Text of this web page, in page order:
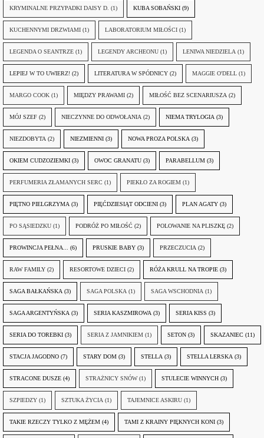
KRYMINALNE PRZYPADKI DAISY D. (1) KUBA SOBAŃSKI (9)
KUCHENNYMI DRZWIAMI (1) LABORATORIUM MIŁOŚCI (1)
LEGENDA O SEANTRZE (1) LEGENDY ARCHEONU (1) LENIWA NIEDZIELA (1)
LEPIEJ W TO UWIERZ! (2) LITERATURA W SPÓDNICY (2) MAGGIE O'DELL (1)
MARGO COOK (1) MIĘDZY PRAWAMI (2) MIŁOŚĆ BEZ SCENARIUSZA (2)
MÓJ SZEF (2) NIECZYNNE DO ODWOŁANIA (2) NIEMA TRYLOGIA (3)
NIEZDOBYTA (2) NIEZMIENNI (3) NOWA PROZA POLSKA (3)
OKIEM CUDZOZIEMKI (3) OWOC GRANATU (3) PARABELLUM (3)
PERFUMERIA ZŁAMANYCH SERC (1) PIEKŁO ZA ROGIEM (1)
PIĘTNO PIELGRZYMA (3) PIĘĆDZIESIĄT ODCIENI (3) PLAN AGATY (3)
PO SĄSIEDZKU (1) PODRÓŻ PO MIŁOŚĆ (2) POLOWANIE NA PLISZKĘ (2)
PROWINCJA PEŁNA... (6) PRUSKIE BABY (3) PRZECZUCIA (2)
RAW FAMILY (2) RESORTOWE DZIECI (2) RÓŻA KRULL NA TROPIE (3)
SAGA BAŁKAŃSKA (3) SAGA POLSKA (1) SAGA WSCHODNIA (1)
SAGA ARGENTYŃSKA (3) SERIA KASZMIROWA (3) SERIA KISS (3)
SERIA DO TOREBKI (3) SERIA Z JAMNIKIEM (1) SETON (3) SKAZANIEC (11)
STACJA JAGODNO (7) STARY DOM (3) STELLA (3) STELLA LERSKA (3)
STRACONE DUSZE (4) STRAŻNICY SNÓW (1) STULECIE WINNYCH (3)
SZPIEDZY (1) SZTUKA ŻYCIA (1) TAJEMNICE ASKIRU (1)
TAKIE RZECZY TYLKO Z MĘŻEM (4) TAMI Z KRAINY PIĘKNYCH KONI (3)